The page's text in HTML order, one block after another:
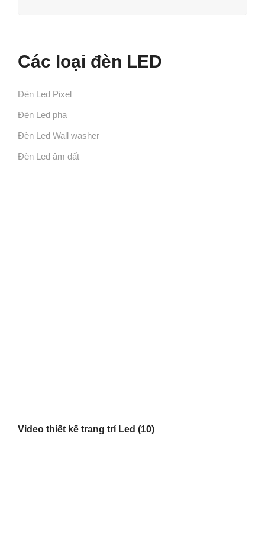
Các loại đèn LED
Đèn Led Pixel
Đèn Led pha
Đèn Led Wall washer
Đèn Led âm đất
Video thiết kế trang trí Led (10)